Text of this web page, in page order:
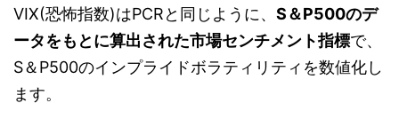
VIX(恐怖指数)はPCRと同じように、 S＆P500のデ
ータをもとに算出された市場センチメント指標で、
S＆P500のインプライドボラティリティを数値化し
ます。